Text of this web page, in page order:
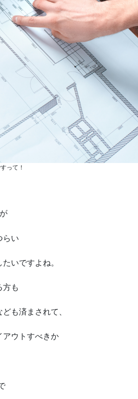
って！
らい
いですよね。
方も
も済まされて、
アウトすべきか